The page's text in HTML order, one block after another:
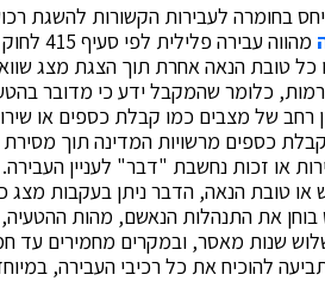
בחומרה לעבירות הקשורות להשגת
מהווה
כל טובת הנאה אחרת תוך הצגת מצג
כלומר שהמקבל ידע כי מדובר
רחב של מצבים כמו קבלת כספים או
כספים מרשויות המדינה תוך
או זכות נחשבת "דבר" לעניין
טובת הנאה, הדבר ניתן בעקבות מצג
את התנהלות הנאשם, מהות ההטעיה,
שנות מאסר, ובמקרים מחמירים עד
להוכיח את כל רכיבי העבירה,